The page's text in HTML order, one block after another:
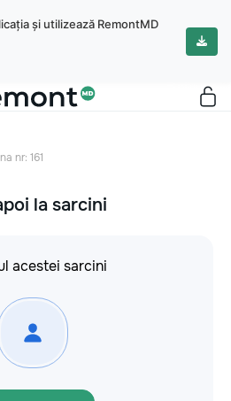
și utilizează RemontMD
nr: 161
la sarcini
acestei sarcini